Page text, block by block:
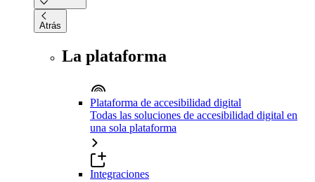
Atrás
La plataforma
Plataforma de accesibilidad digital
Todas las soluciones de accesibilidad digital en
una sola plataforma
Integraciones